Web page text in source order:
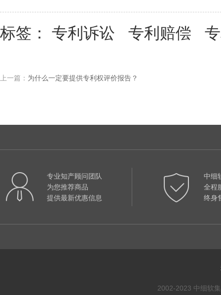
标签： 专利诉讼 专利赔偿
上一篇： 为什么一定要提供专利权评价报告？
专业知产顾问团队
为您推荐商品
提供最新优惠信息
中细
全程
终身
2002-2023 中细软